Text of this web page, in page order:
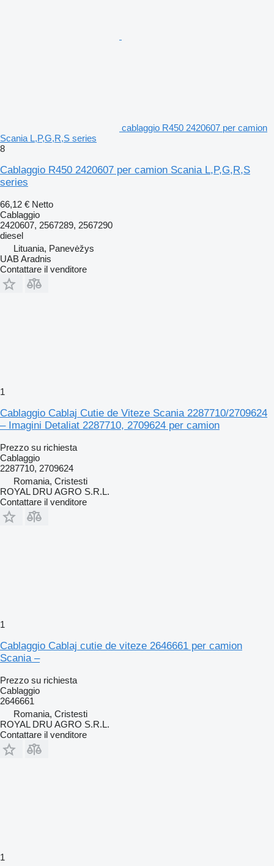
cablaggio R450 2420607 per camion
Scania L,P,G,R,S series
8
Cablaggio R450 2420607 per camion Scania L,P,G,R,S
series
66,12 € Netto
Cablaggio
2420607, 2567289, 2567290
diesel
Lituania, Panevėžys
UAB Aradnis
Contattare il venditore
1
Cablaggio Cablaj Cutie de Viteze Scania 2287710/2709624
– Imagini Detaliat 2287710, 2709624 per camion
Prezzo su richiesta
Cablaggio
2287710, 2709624
Romania, Cristesti
ROYAL DRU AGRO S.R.L.
Contattare il venditore
1
Cablaggio Cablaj cutie de viteze 2646661 per camion
Scania –
Prezzo su richiesta
Cablaggio
2646661
Romania, Cristesti
ROYAL DRU AGRO S.R.L.
Contattare il venditore
1